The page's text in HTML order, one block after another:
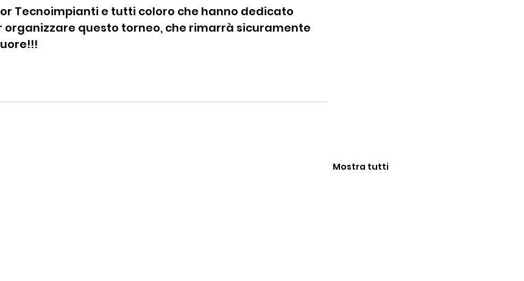
Tecnoimpianti e tutti coloro che hanno dedicato
organizzare questo torneo, che rimarrà sicuramente
Mostra tutti